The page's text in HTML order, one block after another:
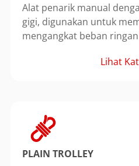
Alat penarik manual
gigi, digunakan untuk
mengangkat beban
Lihat
PLAIN TROLLEY